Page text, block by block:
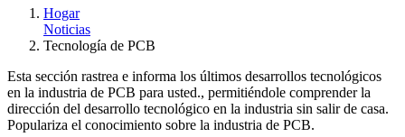
Hogar
Noticias
Tecnología de PCB
Esta sección rastrea e informa los últimos desarrollos tecnológicos
en la industria de PCB para usted., permitiéndole comprender la
dirección del desarrollo tecnológico en la industria sin salir de casa.
Populariza el conocimiento sobre la industria de PCB.